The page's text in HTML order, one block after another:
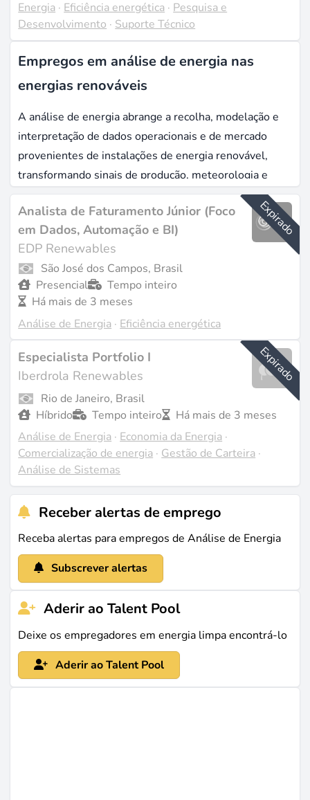
Energia · Eficiência energética · Pesquisa e
Desenvolvimento · Suporte Técnico
Empregos em análise de energia nas
energias renováveis
A análise de energia abrange a recolha, modelação e
interpretação de dados operacionais e de mercado
provenientes de instalações de energia renovável,
transformando sinais de produção, meteorologia e
rede em decisões que melhoram o desempenho dos
ativos e a rentabilidade comercial. O mercado global
deanálise em energia e utilities
milhões de dólares em 2025, com um crescimento
anual superior a 16 %, reflexo da centralidade que a
gestão baseada em dados adquiriu na operação de
frotas renováveis.
O que fazem os analistas energéticos
O trabalho divide-se em dois domínios. Os analistas
operacionais monitorizam o desempenho de turbinas e
inversores, detetam anomalias nos dados SCADA e
constroem modelos preditivosque identificam a
degradação de componentes antes de provocar
paragens. Os analistas comerciais preveem a produção
elétrica, modelam preços grossistas e otimizam
estratégias de trading para carteiras renováveis. O
lado operacional exige familiaridade com séries
temporais de dados de sensores, enquanto o lado
comercial pressupõe conhecimento das estruturas dos
mercados energéticos e dos mecanismos de formação
de preços.
O contexto português
Portugal tinha 78,1 % da sua potência elétrica
Expirado
Analista de Faturamento Júnior (Foco
em Dados, Automação e BI)
EDP Renewables
São José dos Campos, Brasil
Presencial
Tempo inteiro
Há mais de 3 meses
Análise de Energia · Eficiência energética
Expirado
Especialista Portfolio I
Iberdrola Renewables
Rio de Janeiro, Brasil
Híbrido
Tempo inteiro
Há mais de 3 meses
Análise de Energia · Economia da Energia ·
Comercialização de energia · Gestão de Carteira ·
Análise de Sistemas
Receber alertas de emprego
Receba alertas para empregos de Análise de Energia
Subscrever alertas
Aderir ao Talent Pool
Deixe os empregadores em energia limpa encontrá-lo
Aderir ao Talent Pool